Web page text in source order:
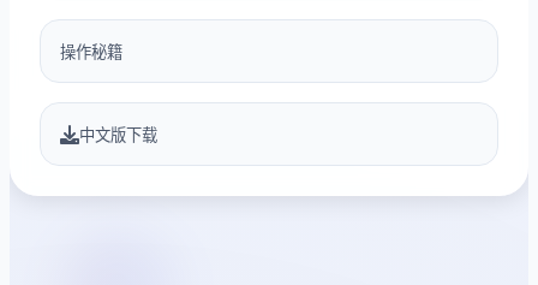
操作秘籍
中文版下载